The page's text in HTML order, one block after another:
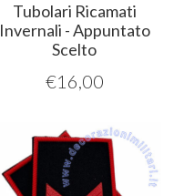
Tubolari Ricamati
Invernali - Appuntato
Scelto
€16,00